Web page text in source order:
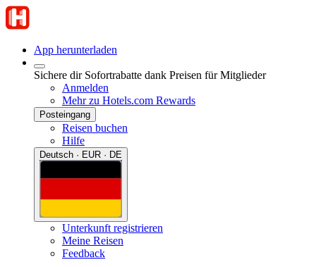
App herunterladen
Sichere dir Sofortrabatte dank Preisen für Mitglieder
Anmelden
Mehr zu Hotels.com Rewards
Posteingang
Reisen buchen
Hilfe
Deutsch · EUR · DE
Unterkunft registrieren
Meine Reisen
Feedback